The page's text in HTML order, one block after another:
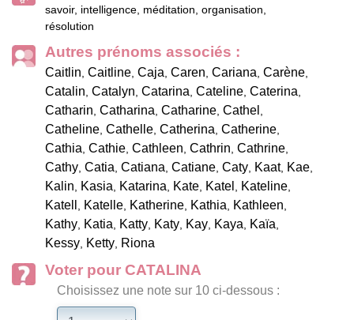
savoir, intelligence, méditation, organisation,
résolution
Autres prénoms associés :
Caitlin, Caitline, Caja, Caren, Cariana, Carène,
Catalin, Catalyn, Catarina, Cateline, Caterina,
Catharin, Catharina, Catharine, Cathel ,
Catheline, Cathelle, Catherina, Catherine,
Cathia, Cathie, Cathleen, Cathrin, Cathrine,
Cathy, Catia, Catiana, Catiane, Caty, Kaat, Kae,
Kalin, Kasia, Katarina, Kate, Katel , Kateline,
Katell , Katelle, Katherine, Kathia, Kathleen,
Kathy, Katia, Katty, Katy, Kay, Kaya, Kaïa,
Kessy, Ketty, Riona
Voter pour CATALINA
Choisissez une note sur 10 ci-dessous :